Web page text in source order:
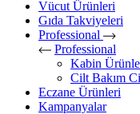
Vücut Ürünleri
Gıda Takviyeleri
Professional
Professional
Kabin
Cilt Bakım
Eczane Ürünleri
Kampanyalar